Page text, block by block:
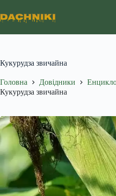
до
вмісту
Кукурудза звичайна
Головна Довідники
Кукурудза звичайна